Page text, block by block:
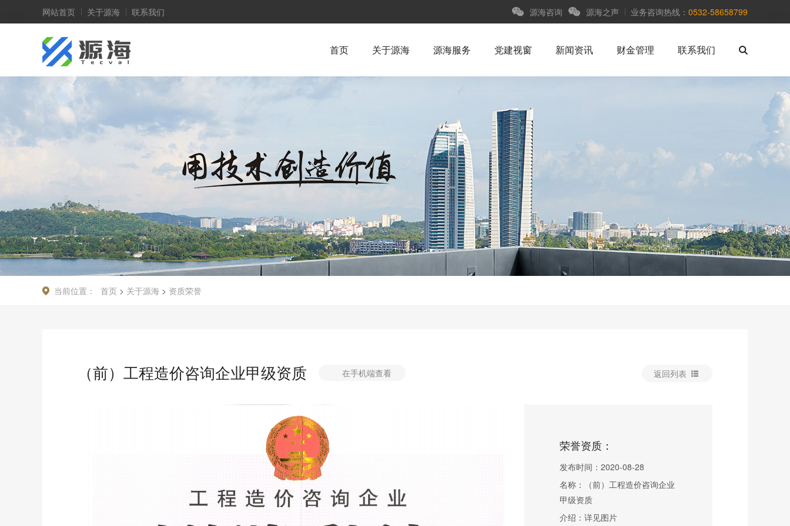
网站首页 关于源海 联系我们 源海咨询 源海之声 业务咨询热线： 0532-58658799
首页 关于源海 源海服务 党建视窗 新闻资讯 财金管理 联系我们
当前位置： 首页 > 关于源海 > 资质荣誉
（前）工程造价咨询企业甲级资质 在手机端查看 返回列表
荣誉资质：
发布时间：2020-08-28
名称：（前）工程造价咨询企业
甲级资质
介绍：详见图片